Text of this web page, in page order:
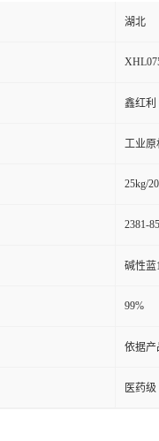
湖北
鑫红利
工业原
25kg/
2381-
碱性蓝
99%
依据产
医药级